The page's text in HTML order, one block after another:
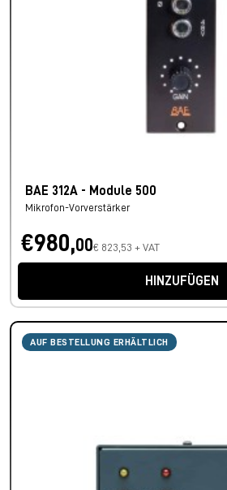
BAE 312A - Module 500
Mikrofon-Vorverstärker
€980,00€ 823,53 + VAT
HINZUFÜGEN
AUF BESTELLUNG ERHÄLTLICH